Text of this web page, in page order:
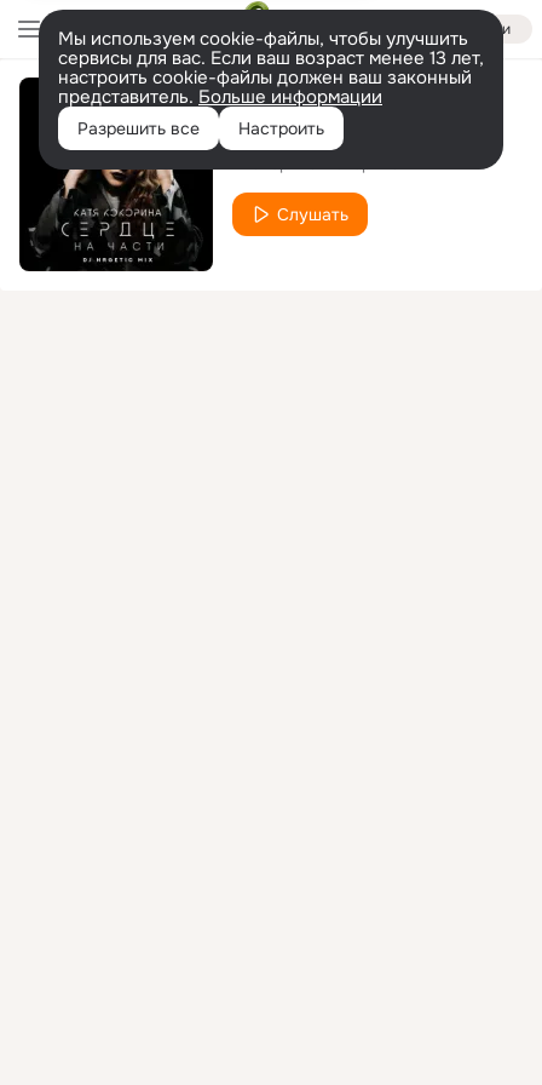
Войти
Мы используем cookie-файлы, чтобы улучшить
сервисы для вас. Если ваш возраст менее 13 лет,
настроить cookie-файлы должен ваш законный
представитель. Больше информации
Разрешить все Настроить
Выше неба
Слушать